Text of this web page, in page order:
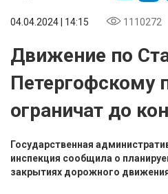
04.04.2024 | 14:15 1110272
Движение по
Петергофскому
ограничат до
Государственная
инспекция сообщила о
закрытиях дорожного